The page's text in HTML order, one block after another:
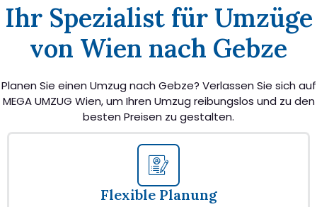
Ihr Spezialist für Umzüge
von Wien nach Gebze
Planen Sie einen Umzug nach Gebze? Verlassen Sie sich auf
MEGA UMZUG Wien, um Ihren Umzug reibungslos und zu den
besten Preisen zu gestalten.
Flexible Planung